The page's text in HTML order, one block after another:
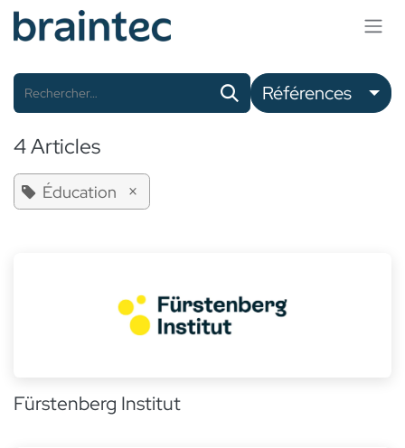
Se rendre au contenu
Références
4 Articles
Éducation ×
Fürstenberg Institut